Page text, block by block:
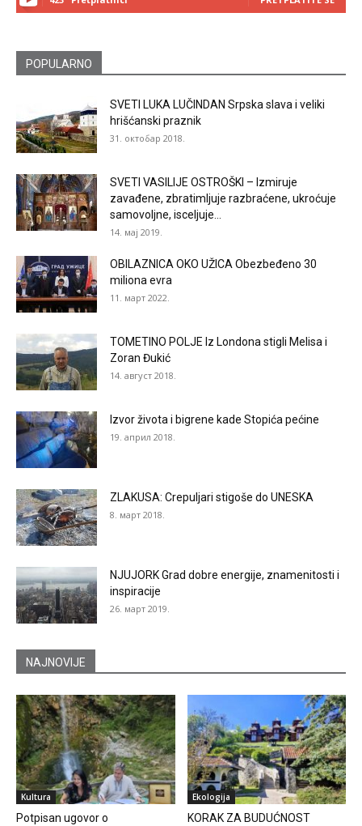
POPULARNO
SVETI LUKA LUČINDAN Srpska slava i veliki
hrišćanski praznik
31. октобар 2018.
SVETI VASILIJE OSTROŠKI – Izmiruje
zavađene, zbratimljuje razbraćene, ukroćuje
samovoljne, isceljuje...
14. мај 2019.
OBILAZNICA OKO UŽICA Obezbeđeno 30
miliona evra
11. март 2022.
TOMETINO POLJE Iz Londona stigli Melisa i
Zoran Đukić
14. август 2018.
Izvor života i bigrene kade Stopića pećine
19. април 2018.
ZLAKUSA: Crepuljari stigoše do UNESKA
8. март 2018.
NJUJORK Grad dobre energije, znamenitosti i
inspiracije
26. март 2019.
NAJNOVIJE
Kultura
Potpisan ugovor o
Ekologija
KORAK ZA BUDUĆNOST